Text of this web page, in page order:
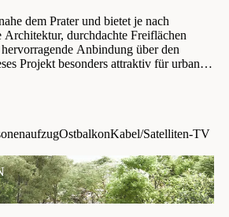
dem Prater und bietet je nach
durchdachte Freiflächen
Anbindung über den
Projekt besonders attraktiv für urbanes
OstbalkonKabel/Satelliten-TV